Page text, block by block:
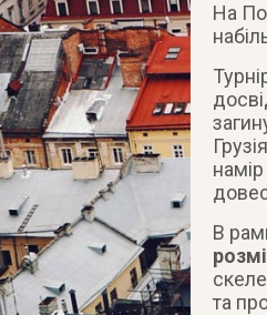
На
В
та